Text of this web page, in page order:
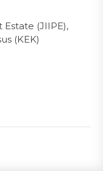
(JIIPE),
(KEK)